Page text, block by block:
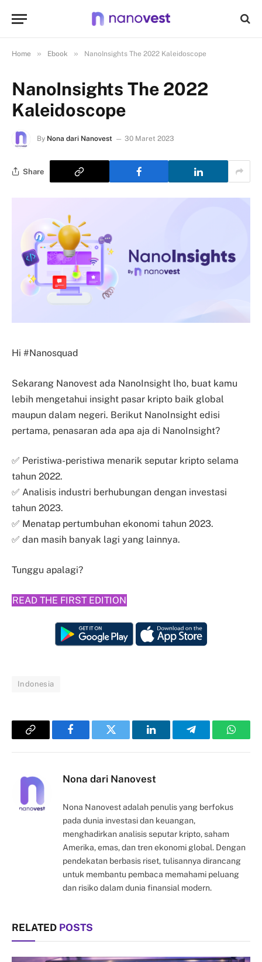
Home » Ebook » NanoInsights The 2022 Kaleidoscope
NanoInsights The 2022
Kaleidoscope
By Nona dari Nanovest 30 Maret 2023
Share
Hi #Nanosquad
Sekarang Nanovest ada NanoInsight lho, buat kamu
lebih mengetahui insight pasar kripto baik global
maupun dalam negeri. Berikut NanoInsight edisi
pertama, penasaran ada apa aja di NanoInsight?
✅ Peristiwa-peristiwa menarik seputar kripto selama
tahun 2022.
✅ Analisis industri berhubungan dengan investasi
tahun 2023.
✅ Menatap pertumbuhan ekonomi tahun 2023.
✅ dan masih banyak lagi yang lainnya.
Tunggu apalagi?
READ THE FIRST EDITION
Indonesia
Copy
FacebookTwitter LinkedInTelegram
Nona dari Nanovest
Nona Nanovest adalah penulis yang berfokus
pada dunia investasi dan keuangan,
menghadirkan analisis seputar kripto, saham
Amerika, emas, dan tren ekonomi global. Dengan
pendekatan berbasis riset, tulisannya dirancang
untuk membantu pembaca memahami peluang
dan risiko dalam dunia finansial modern.
RELATED POSTS